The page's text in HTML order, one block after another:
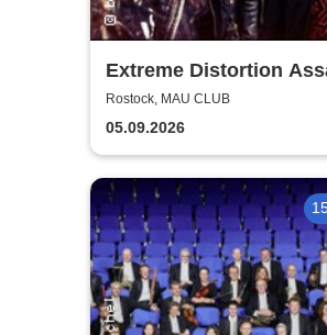
Extreme Distortion
XV
Rostock, MAU CLUB
05.09.2026